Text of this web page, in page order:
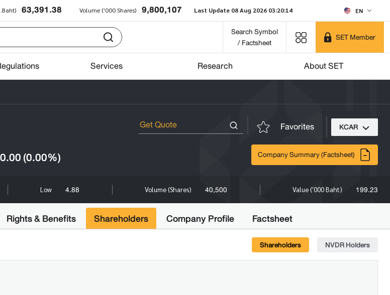
63,391.38 Volume ('000 Shares) 9,800,107 Last Update 08 Aug 2026 03:20:14 EN
Search Symbol
/ Factsheet
SET Member
Services Research About SET
Favorites KCAR
0.00(0.00%) Company Summary (Factsheet)
Low 4.88 Volume (Shares) 40,500 Value ('000 Baht) 199.23
Rights & Benefits Shareholders Company Profile Factsheet
Shareholders NVDR Holders